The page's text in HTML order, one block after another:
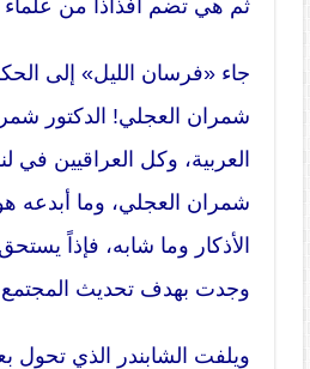
ثم هي تضم أفذاذاً من علماء
جاء «فرسان الليل» إلى
شمران العجلي! الدكتور
العربية، وكل العراقيين
شمران العجلي، وما أبدعه
الأذكار وما شابه، فإذاً
وجدت بهدف تحديث المجتمع
ويلفت الشابندر الذي